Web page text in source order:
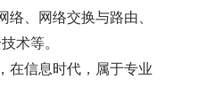
、网络交换与路由、
术等。
在信息时代，属于专业